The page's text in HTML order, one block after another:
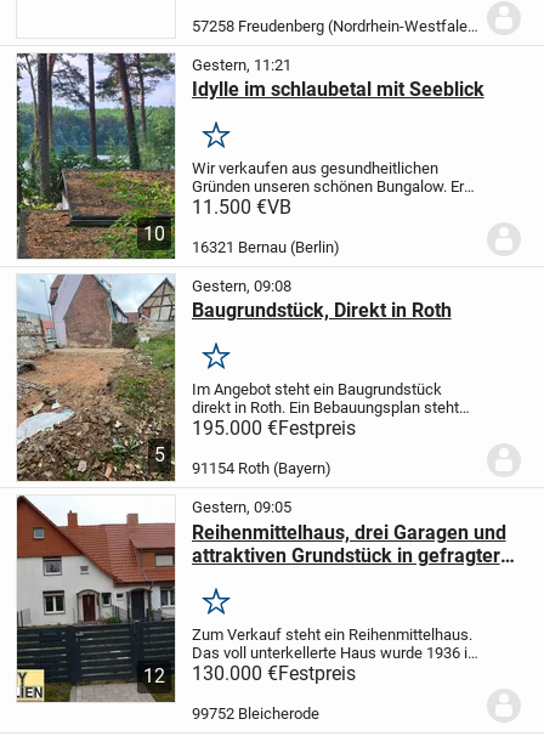
ehemaliger Fisch Teich der sich gut zu
57258 Freudenberg (Nordrhein-Westfalen)
10
Gestern, 11:21
Idylle im schlaubetal mit Seeblick
Merken
Wir verkaufen aus gesundheitlichen
Gründen unseren schönen Bungalow. Er
befindet sich auf dem Camping-u.
Er ist möbliert und sofort
Pacht inkl. 1PKW ...
11.500 €VB
16321 Bernau (Berlin)
5
Gestern, 09:08
Baugrundstück, Direkt in Roth
Merken
Im Angebot steht ein Baugrundstück
direkt in Roth.Ein Bebauungsplan steht
bereits, kann aber noch geändert werden.
Wohnhaus mit 3 Ebenen und einer
Garage.Näheres unter
mail(a)erdemir.cc
Tel...
195.000 €Festpreis
91154 Roth (Bayern)
12
Gestern, 09:05
Reihenmittelhaus, drei Garagen und
attraktiven Grundstück in gefragter
Merken
Zum Verkauf steht ein Reihenmittelhaus.
Das voll unterkellerte Haus wurde 1936 in
Massivbauweise errichtet und ab 1997
Im Erdgeschoss des Hauses
befindet sich ein Flur, ein Wohnzimmer,
eine...
130.000 €Festpreis
99752 Bleicherode